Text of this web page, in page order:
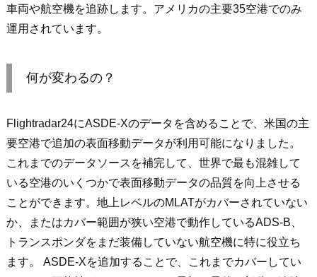
車両や航空機を追跡します。 アメリカの主要35空港でのみ
運用されています。
何が変わるの？
Flightradar24にASDE-Xのデータを含めることで、米国の主
要空港で追加の表面移動データが利用可能になりました。
これまでのデータソースを補完して、世界で最も混雑して
いる空港のいくつかで表面移動データの品質を向上させる
ことができます。地上レベルのMLATがカバーされていない
か、またはカバー範囲が狭い空港で動作しているADS-B、
トランスポンダをまだ装備していない航空機に特に役立ち
ます。 ASDE-Xを追加することで、これまでカバーしてい